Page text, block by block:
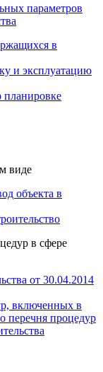
параметров
в
и эксплуатацию
планировке
виде
объекта в
в сфере
от 30.04.2014
включенных в
перечня процедур